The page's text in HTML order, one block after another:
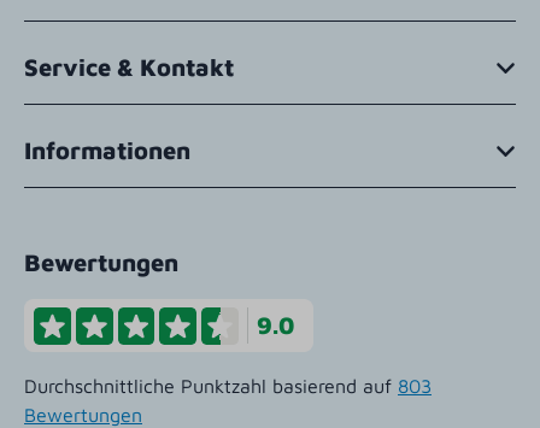
Service & Kontakt
Informationen
Bewertungen
9.0
Durchschnittliche Punktzahl basierend auf 803
Bewertungen